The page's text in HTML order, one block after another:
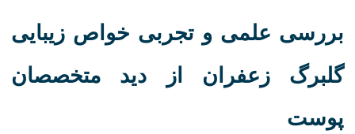
بررسی علمی و تجربی خواص زیبایی
گلبرگ زعفران از دید متخصصان
پوست